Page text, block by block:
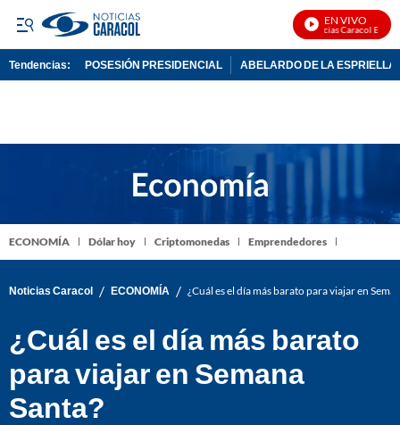
EN VIVO
Noticias Caracol En Vivo
Tendencias: POSESIÓN PRESIDENCIAL ABELARDO DE LA ESPRIELLA
ECONOMÍA Dólar hoy Criptomonedas Emprendedores
Noticias Caracol / ECONOMÍA / ¿Cuál es el día más barato para viajar en
¿Cuál es el día más barato
para viajar en Semana
Santa?